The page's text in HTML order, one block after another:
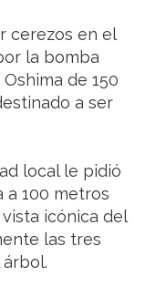
cerezos en el
la bomba
de 150
a ser
local le pidió
a 100 metros
icónica del
las tres